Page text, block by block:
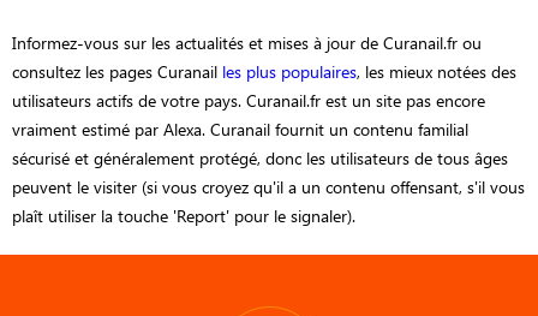
Informez-vous sur les actualités et mises à jour de Curanail.fr ou
consultez les pages Curanail les plus populaires, les mieux notées des
utilisateurs actifs de votre pays. Curanail.fr est un site pas encore
vraiment estimé par Alexa. Curanail fournit un contenu familial
sécurisé et généralement protégé, donc les utilisateurs de tous âges
peuvent le visiter (si vous croyez qu'il a un contenu offensant, s'il vous
plaît utiliser la touche 'Report' pour le signaler).